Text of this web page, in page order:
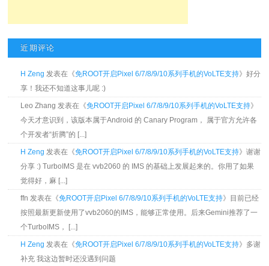
近期评论
H Zeng 发表在《免ROOT开启Pixel 6/7/8/9/10系列手机的VoLTE支持》好分
享！我还不知道这事儿呢 :)
Leo Zhang 发表在《免ROOT开启Pixel 6/7/8/9/10系列手机的VoLTE支持》
今天才意识到，该版本属于Android 的 Canary Program， 属于官方允许各
个开发者“折腾”的 [...]
H Zeng 发表在《免ROOT开启Pixel 6/7/8/9/10系列手机的VoLTE支持》谢谢
分享 :) TurboIMS 是在 vvb2060 的 IMS 的基础上发展起来的。你用了如果
觉得好，麻 [...]
ffn 发表在《免ROOT开启Pixel 6/7/8/9/10系列手机的VoLTE支持》目前已经
按照最新更新使用了vvb2060的IMS，能够正常使用。后来Gemini推荐了一
个TurboIMS， [...]
H Zeng 发表在《免ROOT开启Pixel 6/7/8/9/10系列手机的VoLTE支持》多谢
补充 我这边暂时还没遇到问题